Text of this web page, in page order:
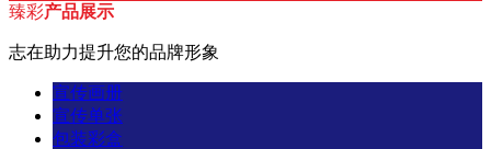
臻彩产品展示
志在助力提升您的品牌形象
宣传画册
宣传单张
包装彩盒